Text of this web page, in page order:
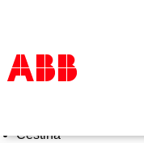
Products & Solutions
Čeština